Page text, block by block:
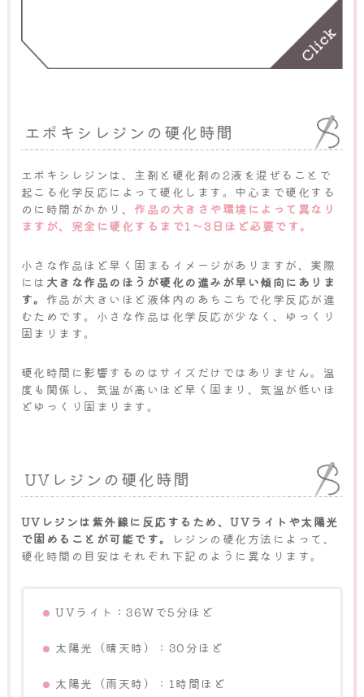
エポキシレジンの硬化時間
エポキシレジンは、主剤と硬化剤の2液を混ぜることで
起こる化学反応によって硬化します。中心まで硬化する
のに時間がかかり、 作品の大きさや環境によって異なり
ますが、完全に硬化するまで1〜3日ほど必要です。
小さな作品ほど早く固まるイメージがありますが、実際
には 大きな作品のほうが硬化の進みが早い傾向にありま
す。 作品が大きいほど液体内のあちこちで化学反応が進
むためです。小さな作品は化学反応が少なく、ゆっくり
固まります。
硬化時間に影響するのはサイズだけではありません。温
度も関係し、気温が高いほど早く固まり、気温が低いほ
どゆっくり固まります。
UVレジンの硬化時間
UVレジンは紫外線に反応するため、UVライトや太陽光
で固めることが可能です。
レジンの硬化方法によって、
硬化時間の目安はそれぞれ下記のように異なります。
UVライト：36Ｗで5分ほど
太陽光（晴天時）：30分ほど
太陽光（雨天時）：1時間ほど